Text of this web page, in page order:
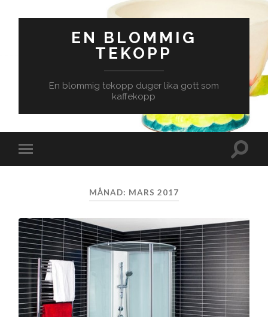
EN BLOMMIG
TEKOPP
En blommig tekopp duger lika gott som
kaffekopp
Slå
på/av
Slå
MÅNAD: MARS 2017